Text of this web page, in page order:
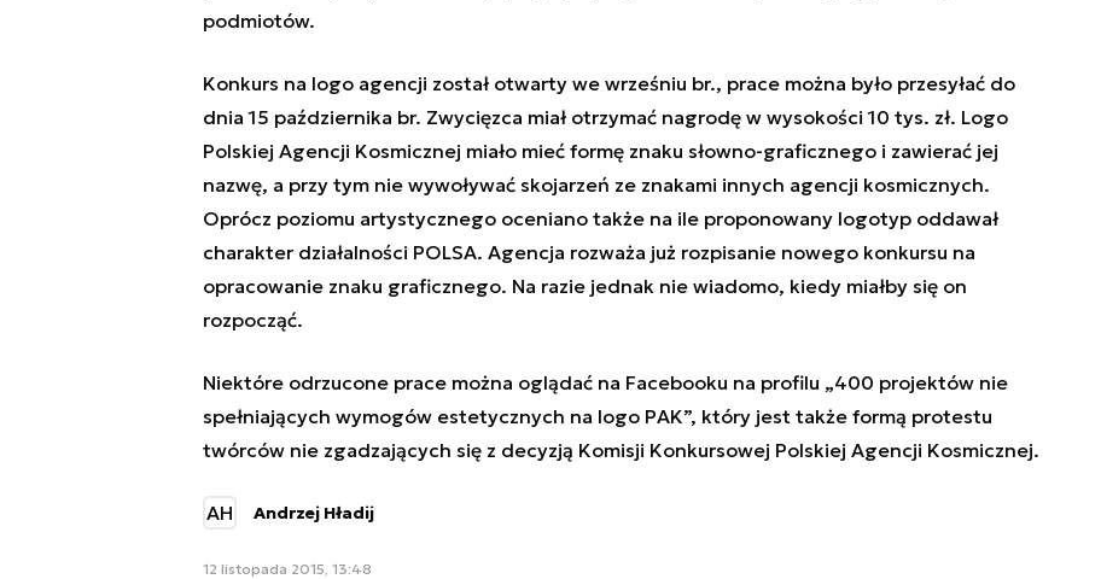
podmiotów.
Konkurs na logo agencji został otwarty we wrześniu br., prace można było przesyłać do
dnia 15 października br. Zwycięzca miał otrzymać nagrodę w wysokości 10 tys. zł. Logo
Polskiej Agencji Kosmicznej miało mieć formę znaku słowno-graficznego i zawierać jej
nazwę, a przy tym nie wywoływać skojarzeń ze znakami innych agencji kosmicznych.
Oprócz poziomu artystycznego oceniano także na ile proponowany logotyp oddawał
charakter działalności POLSA. Agencja rozważa już rozpisanie nowego konkursu na
opracowanie znaku graficznego. Na razie jednak nie wiadomo, kiedy miałby się on
rozpocząć.
Niektóre odrzucone prace można oglądać na Facebooku na profilu „400 projektów nie
spełniających wymogów estetycznych na logo PAK”, który jest także formą protestu
twórców nie zgadzających się z decyzją Komisji Konkursowej Polskiej Agencji Kosmicznej.
AH Andrzej Hładij
12 listopada 2015, 13:48